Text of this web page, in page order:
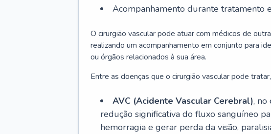
Acompanhamento durante tratamento
O cirurgião vascular pode atuar com médicos de
realizando um acompanhamento em conjunto para
ou órgãos relacionados à sua área.
Entre as doenças que o cirurgião vascular pode
AVC (Acidente Vascular Cerebral), no
redução significativa do fluxo sanguíneo
hemorragia e gerar perda da visão,